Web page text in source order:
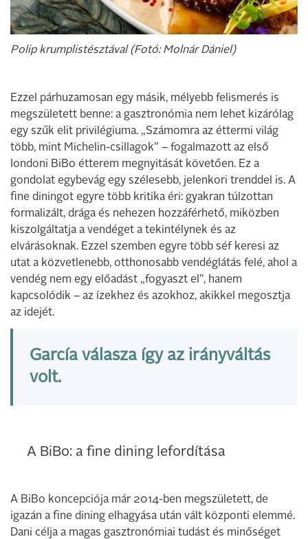
Polip krumplistésztával (Fotó: Molnár Dániel)
Ezzel párhuzamosan egy másik, mélyebb felismerés is
megszületett benne: a gasztronómia nem lehet kizárólag
egy szűk elit privilégiuma. „Számomra az éttermi világ
több, mint Michelin-csillagok” – fogalmazott az első
londoni BiBo étterem megnyitását követően. Ez a
gondolat egybevág egy szélesebb, jelenkori trenddel is. A
fine diningot egyre több kritika éri: gyakran túlzottan
formalizált, drága és nehezen hozzáférhető, miközben
kiszolgáltatja a vendéget a tekintélynek és az
elvárásoknak. Ezzel szemben egyre több séf keresi az
utat a közvetlenebb, otthonosabb vendéglátás felé, ahol a
vendég nem egy előadást „fogyaszt el”, hanem
kapcsolódik – az ízekhez és azokhoz, akikkel megosztja
az idejét.
García válasza így az irányváltás
volt.
A BiBo: a fine dining lefordítása
A BiBo koncepciója már 2014-ben megszületett, de
igazán a fine dining elhagyása után vált központi elemmé.
Dani célja a magas gasztronómiai tudást és minőséget